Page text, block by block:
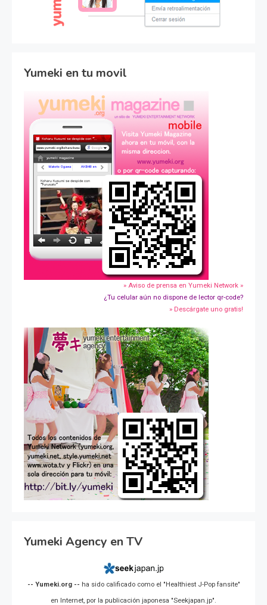
Yumeki en tu movil
» Aviso de prensa en Yumeki Network »
¿Tu celular aún no dispone de lector qr-code?
» Descárgate uno gratis!
Yumeki Agency en TV
-- Yumeki.org -- ha sido calificado como el "Healthiest J-Pop fansite"
en Internet, por la publicación japonesa "Seekjapan.jp".